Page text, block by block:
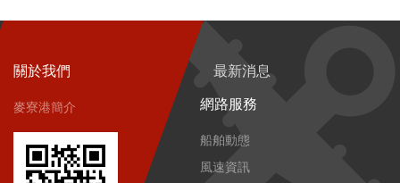
關於我們
麥寮港簡介
最新消息
網路服務
船舶動態
風速資訊